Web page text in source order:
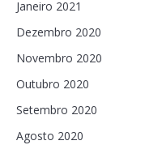
Janeiro 2021
Dezembro 2020
Novembro 2020
Outubro 2020
Setembro 2020
Agosto 2020